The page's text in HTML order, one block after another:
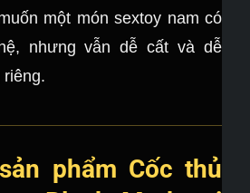
một món sextoy nam có
nhưng vẫn dễ cất và dễ
riêng.
phẩm Cốc thủ